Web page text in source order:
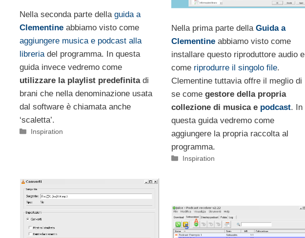
Nella seconda parte della guida a
Clementine abbiamo visto come
aggiungere musica e podcast alla
libreriadel programma. In questa
guida invece vedremo come
utilizzare la playlist predefinitadi
brani che nella denominazione usata
dal software è chiamata anche
‘scaletta’.
Categorie
Inspiration
Nella prima parte della Guida a
Clementineabbiamo visto come
installare questo riproduttore audio e
come riprodurre il singolo file.
Clementine tuttavia offre il meglio di
se come gestore della propria
collezione di musica e podcast. In
questa guida vedremo come
aggiungere la propria raccolta al
programma.
Categorie
Inspiration